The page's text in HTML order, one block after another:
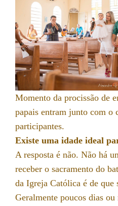
Momento da procissão de
papais entram junto com o
participantes.
Existe uma idade ideal
A resposta é não. Não há
receber o sacramento do
da Igreja Católica é de que
Geralmente poucos dias ou